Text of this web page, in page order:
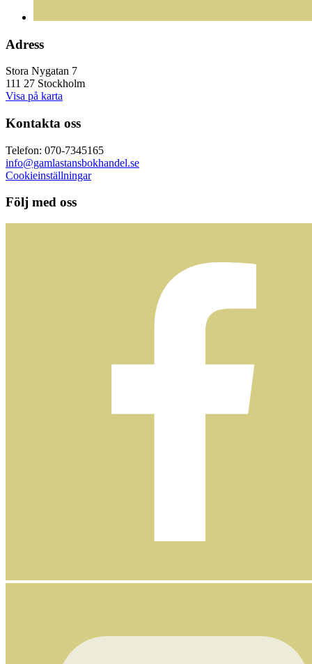
Adress
Stora Nygatan 7
111 27 Stockholm
Visa på karta
Kontakta oss
Telefon: 070-7345165
info@gamlastansbokhandel.se
Cookieinställningar
Följ med oss